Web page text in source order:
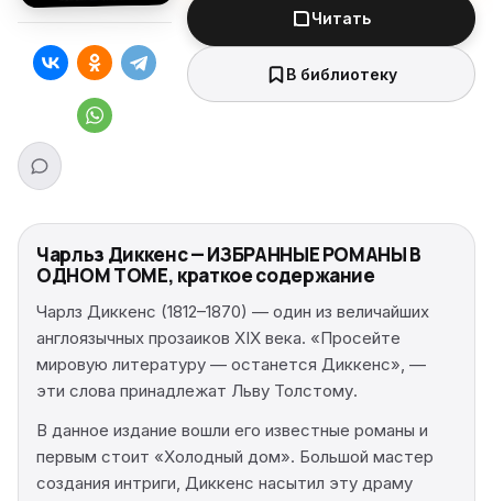
Читать
В библиотеку
Чарльз Диккенс — ИЗБРАННЫЕ РОМАНЫ В
ОДНОМ ТОМЕ, краткое содержание
Чарлз Диккенс (1812–1870) — один из величайших
англоязычных прозаиков XIX века. «Просейте
мировую литературу — останется Диккенс», —
эти слова принадлежат Льву Толстому.
В данное издание вошли его известные романы и
первым стоит «Холодный дом». Большой мастер
создания интриги, Диккенс насытил эту драму